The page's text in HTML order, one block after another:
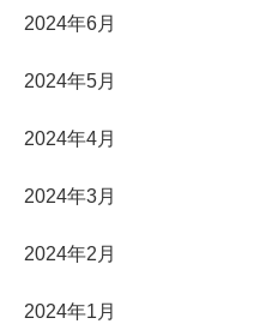
2024年6月
2024年5月
2024年4月
2024年3月
2024年2月
2024年1月